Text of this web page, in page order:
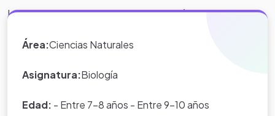
Los grados primeros y segundos tendrán como producto
serán invertidos para la logística de una una salida
Área:Ciencias Naturales
Asignatura:Biología
Edad: - Entre 7-8 años - Entre 9-10 años